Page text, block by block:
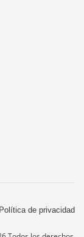
Política de privacidad